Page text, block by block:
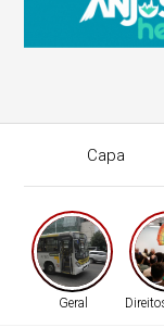
Capa
Geral